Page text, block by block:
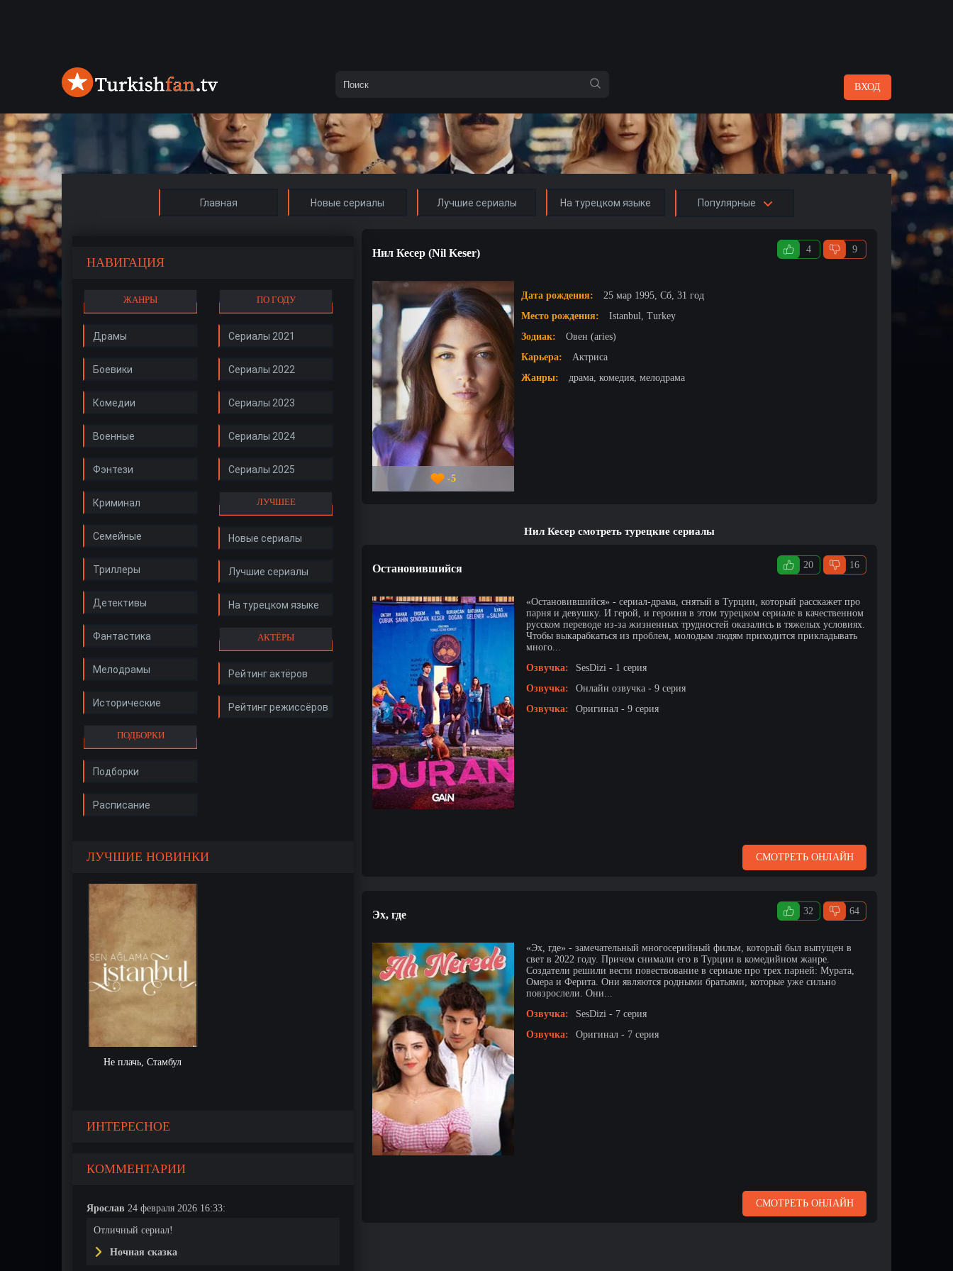
ВХОД
Главная Новые сериалы Лучшие сериалы На турецком языке Популярные
НАВИГАЦИЯ
ЖАНРЫ
Драмы
Боевики
Комедии
Военные
Фэнтези
Криминал
Семейные
Триллеры
Детективы
Фантастика
Мелодрамы
Исторические
ПОДБОРКИ
Подборки
Расписание
ПО ГОДУ
Сериалы 2021
Сериалы 2022
Сериалы 2023
Сериалы 2024
Сериалы 2025
ЛУЧШЕЕ
Новые сериалы
Лучшие сериалы
На турецком языке
АКТЁРЫ
Рейтинг актёров
Рейтинг режиссёров
ЛУЧШИЕ НОВИНКИ
Не плачь, Стамбул
ИНТЕРЕСНОЕ
КОММЕНТАРИИ
Ярослав 24 февраля 2026 16:33:
Отличный сериал!
Ночная сказка
Нил Кесер (Nil Keser) 4 9
-5
Дата рождения:
25 мар 1995, Сб, 31 год
Место рождения:
Istanbul, Turkey
Зодиак:
Овен (aries)
Карьера:
Актриса
Жанры:
драма, комедия, мелодрама
Нил Кесер смотреть турецкие сериалы
Остановившийся 20 16
«Остановившийся» - сериал-драма, снятый в Турции, который расскажет про
парня и девушку. И герой, и героиня в этом турецком сериале в качественном
русском переводе из-за жизненных трудностей оказались в тяжелых условиях.
Чтобы выкарабкаться из проблем, молодым людям приходится прикладывать
много...
Озвучка:
SesDizi - 1 серия
Озвучка:
Онлайн озвучка - 9 серия
Озвучка:
Оригинал - 9 серия
СМОТРЕТЬ ОНЛАЙН
Эх, где 32 64
«Эх, где» - замечательный многосерийный фильм, который был выпущен в
свет в 2022 году. Причем снимали его в Турции в комедийном жанре.
Создатели решили вести повествование в сериале про трех парней: Мурата,
Омера и Ферита. Они являются родными братьями, которые уже сильно
повзрослели. Они...
Озвучка:
SesDizi - 7 серия
Озвучка:
Оригинал - 7 серия
СМОТРЕТЬ ОНЛАЙН